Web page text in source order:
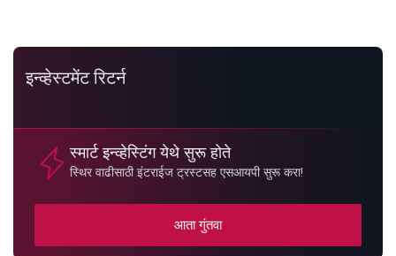
इन्व्हेस्टमेंट रिटर्न
स्मार्ट इन्व्हेस्टिंग येथे सुरू होते
स्थिर वाढीसाठी इंटराईज ट्रस्टसह एसआयपी सुरू करा!
आता गुंतवा